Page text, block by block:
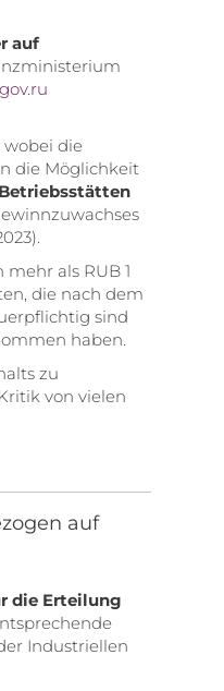
auf
wobei die
die Möglichkeit
als RUB 1
die nach dem
sind
haben.
zu
von vielen
auf
die Erteilung
Industriellen